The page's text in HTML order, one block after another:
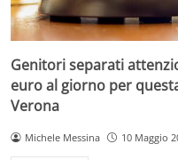
Genitori separati
euro al giorno per
Verona
Michele Messina 10 Maggio